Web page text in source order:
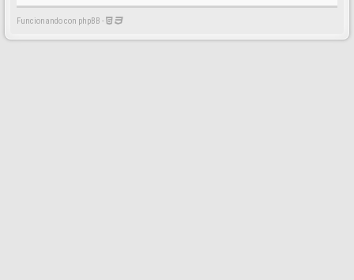
Funcionando con phpBB -